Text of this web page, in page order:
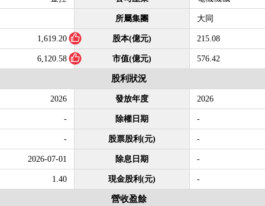
所屬集團 大同
1,619.20 股本(億元) 215.08
6,120.58 市值(億元) 576.42
股利狀況
2026 發放年度 2026
- 除權日期 -
- 股票股利(元) -
2026-07-01 除息日期 -
1.40 現金股利(元) -
營收盈餘